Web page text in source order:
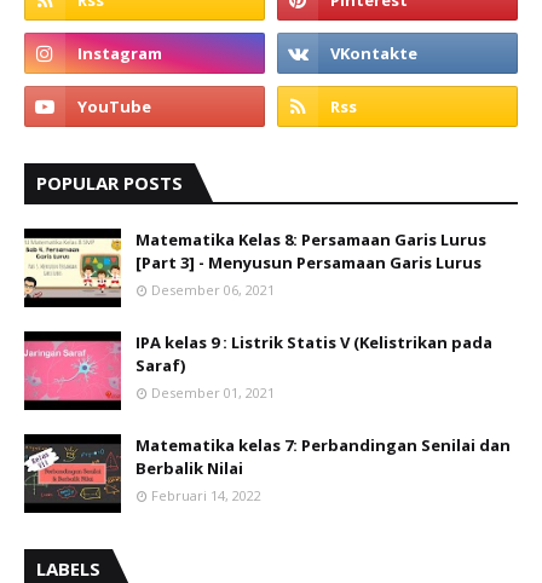
POPULAR POSTS
Matematika Kelas 8: Persamaan Garis Lurus
[Part 3] - Menyusun Persamaan Garis Lurus
Desember 06, 2021
IPA kelas 9 : Listrik Statis V (Kelistrikan pada
Saraf)
Desember 01, 2021
Matematika kelas 7: Perbandingan Senilai dan
Berbalik Nilai
Februari 14, 2022
LABELS